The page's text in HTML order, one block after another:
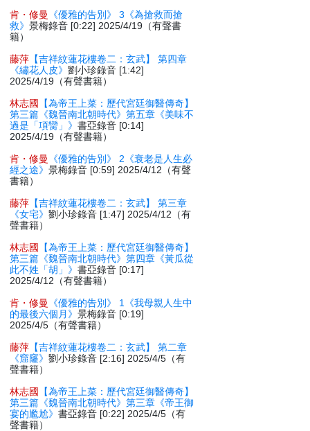
肯・修曼
《優雅的告別》 3《為搶救而搶
救》景梅錄音 [0:22] 2025/4/19（有聲書
籍）
藤萍 【吉祥紋蓮花樓卷二：玄武】 第四章
《繡花人皮》劉小珍錄音 [1:42]
2025/4/19（有聲書籍）
林志國
【為帝王上菜：歷代宮廷御醫傳奇】
第三篇《魏晉南北朝時代》第五章《美味不
過是「項臠」》書亞錄音 [0:14]
2025/4/19（有聲書籍）
肯・修曼
《優雅的告別》 2《衰老是人生必
經之途》景梅錄音 [0:59] 2025/4/12（有聲
書籍）
藤萍 【吉祥紋蓮花樓卷二：玄武】 第三章
《女宅》劉小珍錄音 [1:47] 2025/4/12（有
聲書籍）
林志國
【為帝王上菜：歷代宮廷御醫傳奇】
第三篇《魏晉南北朝時代》第四章《黃瓜從
此不姓「胡」》書亞錄音 [0:17]
2025/4/12（有聲書籍）
肯・修曼
《優雅的告別》 1《我母親人生中
的最後六個月》景梅錄音 [0:19]
2025/4/5（有聲書籍）
藤萍 【吉祥紋蓮花樓卷二：玄武】 第二章
《窟窿》劉小珍錄音 [2:16] 2025/4/5（有
聲書籍）
林志國
【為帝王上菜：歷代宮廷御醫傳奇】
第三篇《魏晉南北朝時代》第三章《帝王御
宴的尷尬》書亞錄音 [0:22] 2025/4/5（有
聲書籍）